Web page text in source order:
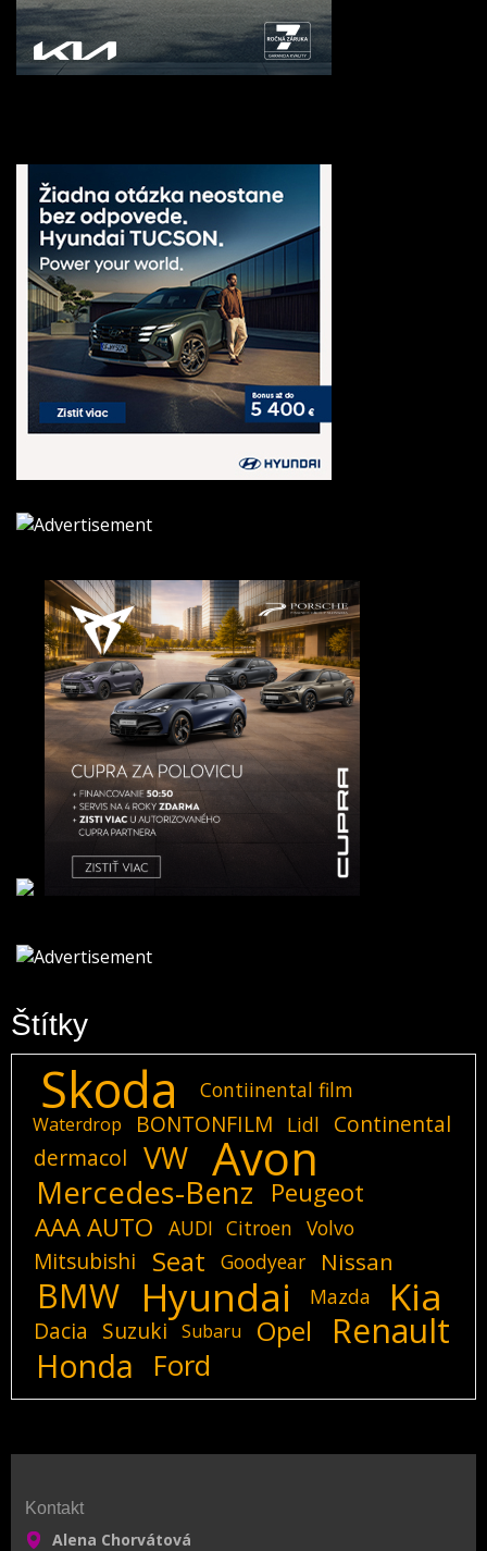
Štítky
Skoda Contiinental film
Waterdrop BONTONFILM Lidl
Continental
dermacol
VW Avon
Mercedes-Benz
Peugeot
AAA AUTO
AUDI Citroen Volvo
Mitsubishi Seat Goodyear Nissan
BMW Hyundai Mazda Kia
Dacia Suzuki Subaru Opel Renault
Honda Ford
Kontakt
Alena Chorvátová